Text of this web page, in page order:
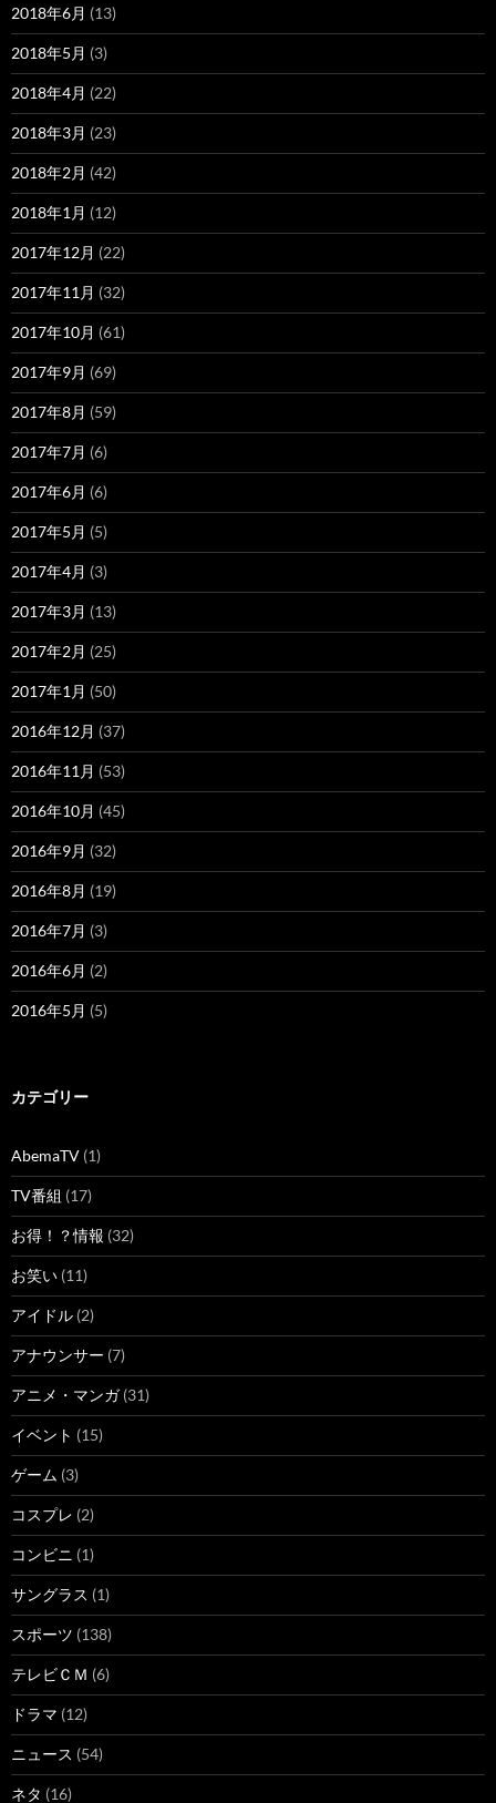
2018年6月 (13)
2018年5月 (3)
2018年4月 (22)
2018年3月 (23)
2018年2月 (42)
2018年1月 (12)
2017年12月 (22)
2017年11月 (32)
2017年10月 (61)
2017年9月 (69)
2017年8月 (59)
2017年7月 (6)
2017年6月 (6)
2017年5月 (5)
2017年4月 (3)
2017年3月 (13)
2017年2月 (25)
2017年1月 (50)
2016年12月 (37)
2016年11月 (53)
2016年10月 (45)
2016年9月 (32)
2016年8月 (19)
2016年7月 (3)
2016年6月 (2)
2016年5月 (5)
カテゴリー
AbemaTV (1)
TV番組 (17)
お得！？情報 (32)
お笑い (11)
アイドル (2)
アナウンサー (7)
アニメ・マンガ(31)
イベント (15)
ゲーム (3)
コスプレ (2)
コンビニ (1)
サングラス (1)
スポーツ (138)
テレビＣＭ (6)
ドラマ (12)
ニュース (54)
ネタ (16)